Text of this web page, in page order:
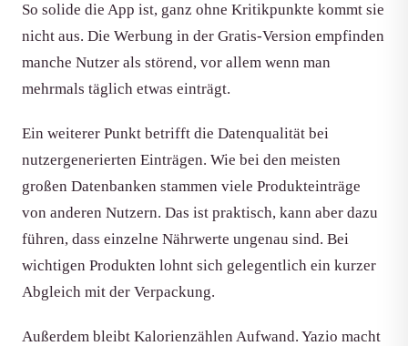
So solide die App ist, ganz ohne Kritikpunkte kommt sie
nicht aus. Die Werbung in der Gratis-Version empfinden
manche Nutzer als störend, vor allem wenn man
mehrmals täglich etwas einträgt.
Ein weiterer Punkt betrifft die Datenqualität bei
nutzergenerierten Einträgen. Wie bei den meisten
großen Datenbanken stammen viele Produkteinträge
von anderen Nutzern. Das ist praktisch, kann aber dazu
führen, dass einzelne Nährwerte ungenau sind. Bei
wichtigen Produkten lohnt sich gelegentlich ein kurzer
Abgleich mit der Verpackung.
Außerdem bleibt Kalorienzählen Aufwand. Yazio macht